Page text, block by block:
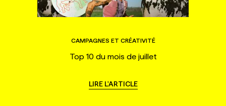
CAMPAGNES ET CRÉATIVITÉ
Top 10 du mois de juillet
LIRE L'ARTICLE